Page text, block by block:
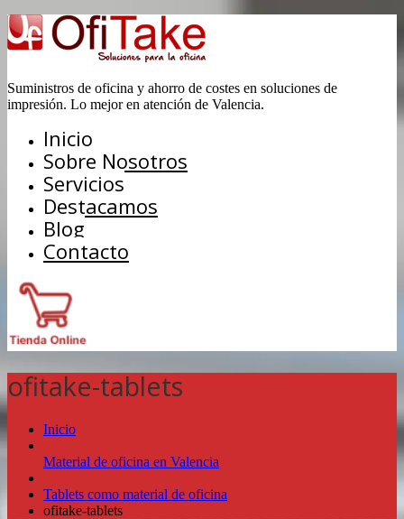
Suministros de oficina y ahorro de costes en soluciones de
impresión. Lo mejor en atención de Valencia.
Inicio
Sobre Nosotros
Servicios
Destacamos
Blog
Contacto
ofitake-tablets
Inicio
Material de oficina en Valencia
Tablets como material de oficina
ofitake-tablets